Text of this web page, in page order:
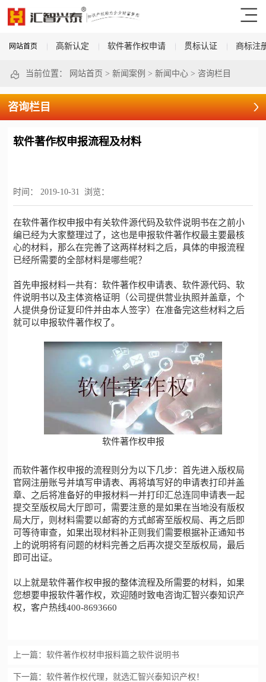
网站首页 高新认定 软件著作权申请 贯标认证 商标注
当前位置： 网站首页 > 新闻案例 > 新闻中心> 咨询栏目
咨询栏目
软件著作权申报流程及材料
时间： 2019-10-31 浏览：
在软件著作权申报中有关软件源代码及软件说明书在之前小
编已经为大家整理过了，这也是申报软件著作权最主要最核
心的材料，那么在完善了这两样材料之后，具体的申报流程
已经所需要的全部材料是哪些呢？
首先申报材料一共有：软件著作权申请表、软件源代码、软
件说明书以及主体资格证明（公司提供营业执照并盖章，个
人提供身份证复印件并由本人签字）在准备完这些材料之后
就可以申报软件著作权了。
软件著作权申报
而软件著作权申报的流程则分为以下几步：首先进入版权局
官网注册账号并填写申请表、再将填写好的申请表打印并盖
章、之后将准备好的申报材料一并打印汇总连同申请表一起
提交至版权局大厅即可，需要注意的是如果在当地没有版权
局大厅，则材料需要以邮寄的方式邮寄至版权局、再之后即
可等待审查，如果出现材料补正则我们需要根据补正通知书
上的说明将有问题的材料完善之后再次提交至版权局，最后
即可出证。
以上就是软件著作权申报的整体流程及所需要的材料，如果
您想要申报软件著作权，欢迎随时致电咨询汇智兴泰知识产
权，客户热线400-8693660
上一篇： 软件著作权材申报料篇之软件说明书
下一篇： 软件著作权代理，就选汇智兴泰知识产权！